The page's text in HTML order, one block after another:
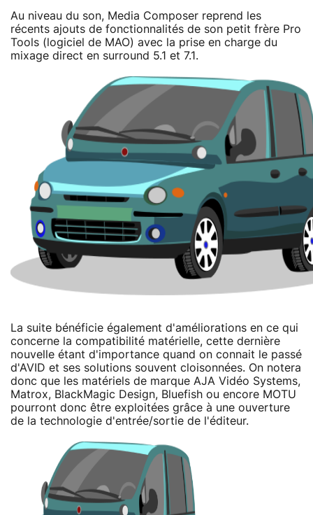
Au niveau du son, Media Composer reprend les
récents ajouts de fonctionnalités de son petit frère Pro
Tools (logiciel de MAO) avec la prise en charge du
mixage direct en surround 5.1 et 7.1.
La suite bénéficie également d'améliorations en ce qui
concerne la compatibilité matérielle, cette dernière
nouvelle étant d'importance quand on connait le passé
d'AVID et ses solutions souvent cloisonnées. On notera
donc que les matériels de marque AJA Vidéo Systems,
Matrox, BlackMagic Design, Bluefish ou encore MOTU
pourront donc être exploitées grâce à une ouverture
de la technologie d'entrée/sortie de l'éditeur.